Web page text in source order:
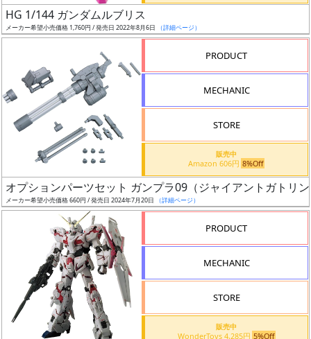
ク
ス
ア
イ
ラ
ー
タ
ー
（β）
HG 1/144 ガンダムルブリス
メーカー希望小売価格 1,760円 / 発売日 2022年8月6日 （詳細ページ）
PRODUCT
MECHANIC
STORE
販売中
Amazon 606円 8%Off
オプションパーツセット ガンプラ09（ジャイアントガトリ
メーカー希望小売価格 660円 / 発売日 2024年7月20日 （詳細ページ）
PRODUCT
MECHANIC
STORE
販売中
WonderToys 4,285円 5%Off